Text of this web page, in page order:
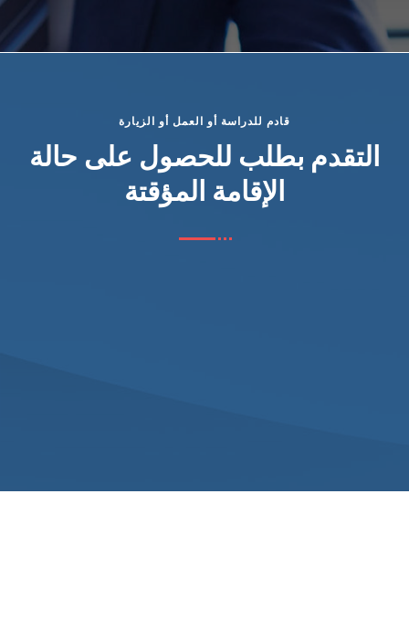
قادم للدراسة أو العمل أو الزيارة
التقدم بطلب للحصول على حالة
الإقامة المؤقتة